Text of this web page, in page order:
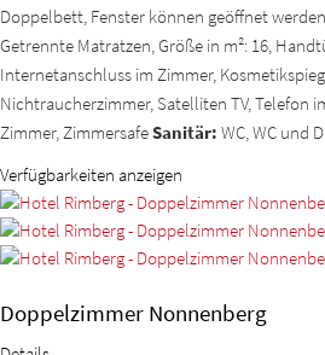
Doppelbett, Fenster können geöffnet
Getrennte Matratzen, Größe in m²: 16,
Internetanschluss im Zimmer,
Nichtraucherzimmer, Satelliten TV, Telefon
Zimmer, ZimmersafeSanitär: WC, WC und
Verfügbarkeiten anzeigen
Doppelzimmer Nonnenberg